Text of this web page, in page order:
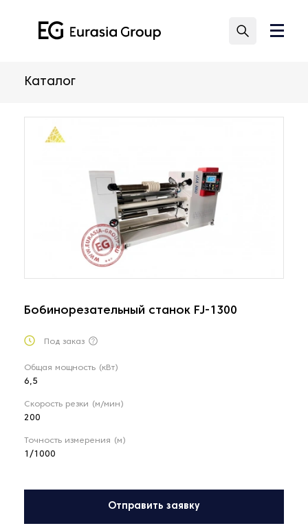
Каталог
Бобинорезательный станок FJ-1300
Под заказ
Общая мощность (кВт)
6,5
Скорость резки (м/мин)
200
Точность измерения (м)
1/1000
Отправить заявку